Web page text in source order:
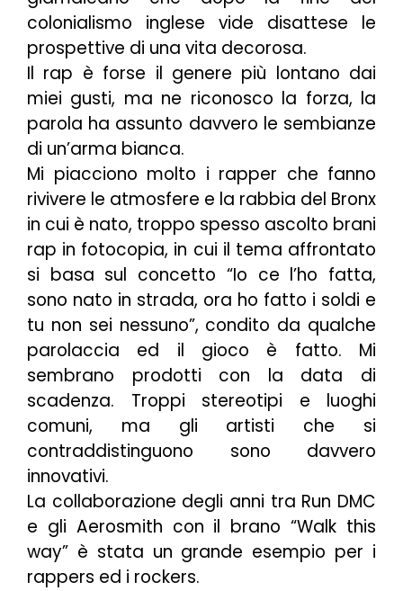
colonialismo inglese vide disattese le
prospettive di una vita decorosa.
Il rap è forse il genere più lontano dai
miei gusti, ma ne riconosco la forza, la
parola ha assunto davvero le sembianze
di un’arma bianca.
Mi piacciono molto i rapper che fanno
rivivere le atmosfere e la rabbia del Bronx
in cui è nato, troppo spesso ascolto brani
rap in fotocopia, in cui il tema affrontato
si basa sul concetto “Io ce l’ho fatta,
sono nato in strada, ora ho fatto i soldi e
tu non sei nessuno”, condito da qualche
parolaccia ed il gioco è fatto. Mi
sembrano prodotti con la data di
scadenza. Troppi stereotipi e luoghi
comuni, ma gli artisti che si
contraddistinguono sono davvero
innovativi.
La collaborazione degli anni tra Run DMC
e gli Aerosmith con il brano “Walk this
way” è stata un grande esempio per i
rappers ed i rockers.